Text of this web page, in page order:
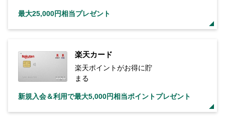
最大25,000円相当プレゼント
楽天カード
楽天ポイントがお得に貯
まる
新規入会＆利用で最大5,000円相当ポイントプレゼント